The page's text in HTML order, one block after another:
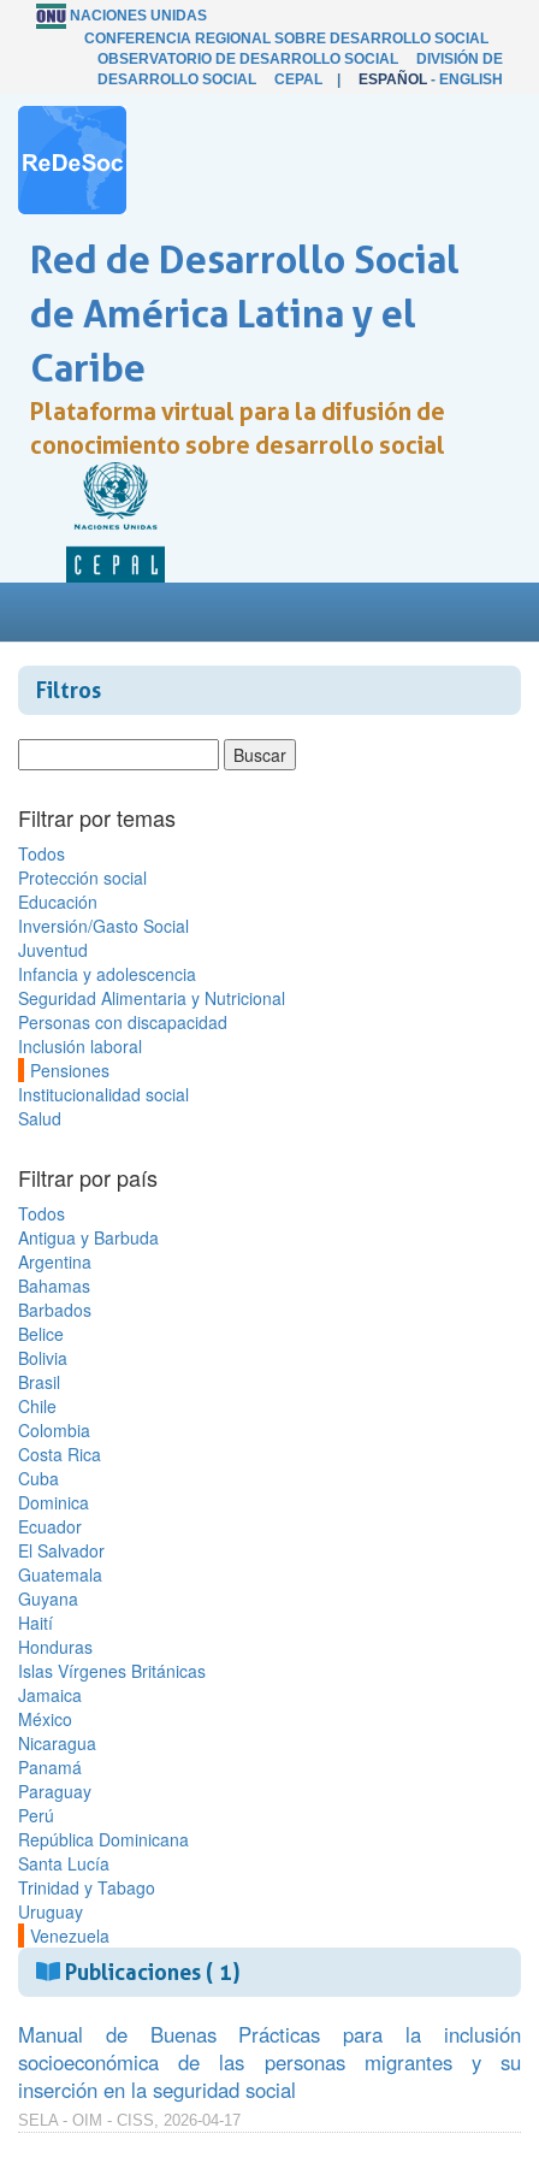
NACIONES UNIDAS
CONFERENCIA REGIONAL SOBRE DESARROLLO SOCIAL
OBSERVATORIO DE DESARROLLO SOCIAL
DIVISIÓN DE
DESARROLLO SOCIAL
CEPAL ESPAÑOL - ENGLISH
Red de Desarrollo Social
de América Latina y el
Caribe
Plataforma virtual para la difusión de
conocimiento sobre desarrollo social
Filtros
Filtrar por temas
Todos
Protección social
Educación
Inversión/Gasto Social
Juventud
Infancia y adolescencia
Seguridad Alimentaria y Nutricional
Personas con discapacidad
Inclusión laboral
Pensiones
Institucionalidad social
Salud
Filtrar por país
Todos
Antigua y Barbuda
Argentina
Bahamas
Barbados
Belice
Bolivia
Brasil
Chile
Colombia
Costa Rica
Cuba
Dominica
Ecuador
El Salvador
Guatemala
Guyana
Haití
Honduras
Islas Vírgenes Británicas
Jamaica
México
Nicaragua
Panamá
Paraguay
Perú
República Dominicana
Santa Lucía
Trinidad y Tabago
Uruguay
Venezuela
Publicaciones ( 1)
Manual de Buenas Prácticas para la inclusión
socioeconómica de las personas migrantes y su
inserción en la seguridad social
SELA - OIM - CISS, 2026-04-17